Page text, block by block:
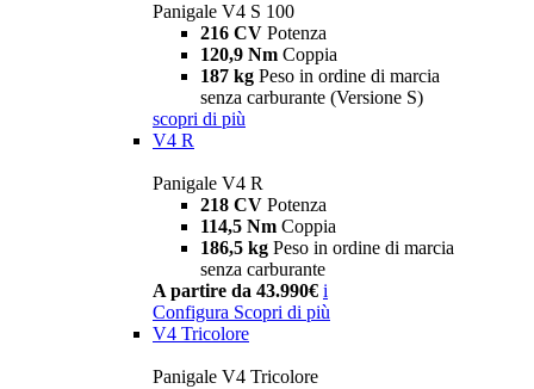
Panigale V4 S 100
216 CV Potenza
120,9 Nm Coppia
187 kg Peso in ordine di marcia
senza carburante (Versione S)
scopri di più
V4 R
Panigale V4 R
218 CV Potenza
114,5 Nm Coppia
186,5 kg Peso in ordine di marcia
senza carburante
A partire da 43.990€ i
Configura Scopri di più
V4 Tricolore
Panigale V4 Tricolore